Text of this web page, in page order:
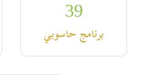
39
برنامج حاسوبي